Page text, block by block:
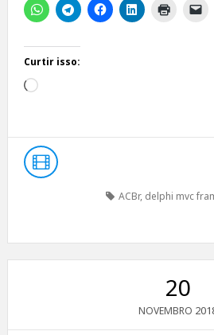
Curtir isso:
Carregando...
ACBr, delphi mvc
20
NOVEMBRO